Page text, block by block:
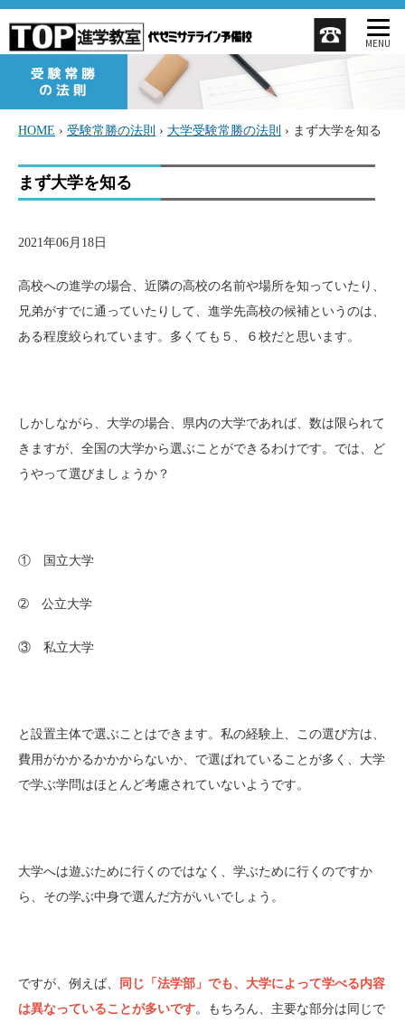
MENU
HOME › 受験常勝の法則 › 大学受験常勝の法則 › まず大学を知る
まず大学を知る
2021年06月18日
高校への進学の場合、近隣の高校の名前や場所を知っていたり、
兄弟がすでに通っていたりして、進学先高校の候補というのは、
ある程度絞られています。多くても５、６校だと思います。
しかしながら、大学の場合、県内の大学であれば、数は限られて
きますが、全国の大学から選ぶことができるわけです。では、ど
うやって選びましょうか？
① 国立大学
➁ 公立大学
③ 私立大学
と設置主体で選ぶことはできます。私の経験上、この選び方は、
費用がかかるかかからないか、で選ばれていることが多く、大学
で学ぶ学問はほとんど考慮されていないようです。
大学へは遊ぶために行くのではなく、学ぶために行くのですか
ら、その学ぶ中身で選んだ方がいいでしょう。
ですが、例えば、
同じ「法学部」でも、大学によって学べる内容
は異なっていることが多いです。もちろん、主要な部分は同じで